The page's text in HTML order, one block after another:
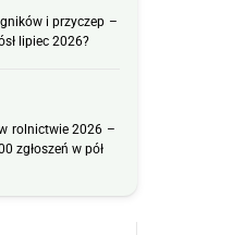
i przyczep –
lipiec 2026?
rolnictwie 2026 –
zgłoszeń w pół